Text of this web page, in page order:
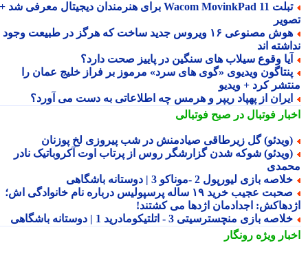
تبلت Wacom MovinkPad 11 برای هنرمندان دیجیتال معرفی شد +
هوش مصنوعی ۱۶ ویروس جدید ساخت که هرگز در طبیعت وجود
اند
وقوع سیلاب های سنگین در پاییز صحت دارد؟
ویدیوی «گوی های سرد» مرموز بر فراز خلیج عمان را
کرد + ویدیو
از پهپاد ریپر و هرمس چه اطلاعاتی به دست می آورد؟
فوتبال در صبح فوتبالی
گل زیرطاقی صیادمنش در شب پیروزی لخ پوزنان
شوکه شدن گزارشگر روس از پرتاب اوت آکروباتیک نادر
بازی لیورپول 2 -موناکو 3 | دوستانه باشگاهی
صحبت عجیب خرید ۱۹ ساله پرسپولیس درباره نام خانوادگی اش؛
اجدادمان اژدها می کشتند!
بازی منچسترسیتی 3 - اتلتیکومادرید 1 | دوستانه باشگاهی
ویژهرونگار